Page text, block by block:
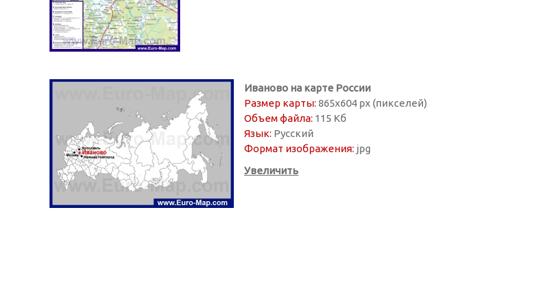
Иваново на карте России
Размер карты: 865х604 px (пикселей)
Объем файла: 115 Кб
Язык: Русский
Формат изображения: jpg
Увеличить